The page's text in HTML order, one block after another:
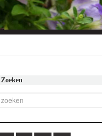
Zoeken